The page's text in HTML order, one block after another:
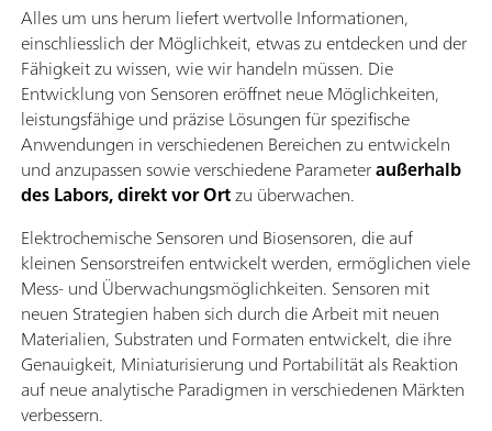
Alles um uns herum liefert wertvolle Informationen,
einschliesslich der Möglichkeit, etwas zu entdecken und der
Fähigkeit zu wissen, wie wir handeln müssen. Die
Entwicklung von Sensoren eröffnet neue Möglichkeiten,
leistungsfähige und präzise Lösungen für spezifische
Anwendungen in verschiedenen Bereichen zu entwickeln
und anzupassen sowie verschiedene Parameteraußerhalb
des Labors, direkt vor Ortzu überwachen.
Elektrochemische Sensoren und Biosensoren, die auf
kleinen Sensorstreifen entwickelt werden, ermöglichen viele
Mess- und Überwachungsmöglichkeiten. Sensoren mit
neuen Strategien haben sich durch die Arbeit mit neuen
Materialien, Substraten und Formaten entwickelt, die ihre
Genauigkeit, Miniaturisierung und Portabilität als Reaktion
auf neue analytische Paradigmen in verschiedenen Märkten
verbessern.